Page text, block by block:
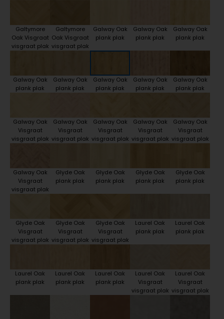
Galtymore
Oak Visgraat
visgraat plak
Galtymore
Oak Visgraat
visgraat plak
Galway Oak
plank plak
Galway Oak
plank plak
Galway Oak
plank plak
Galway Oak
plank plak
Galway Oak
plank plak
Galway Oak
plank plak
Galway Oak
plank plak
Galway Oak
plank plak
Galway Oak
Visgraat
visgraat plak
Galway Oak
Visgraat
visgraat plak
Galway Oak
Visgraat
visgraat plak
Galway Oak
Visgraat
visgraat plak
Galway Oak
Visgraat
visgraat plak
Galway Oak
Visgraat
visgraat plak
Glyde Oak
plank plak
Glyde Oak
plank plak
Glyde Oak
plank plak
Glyde Oak
plank plak
Glyde Oak
Visgraat
visgraat plak
Glyde Oak
Visgraat
visgraat plak
Glyde Oak
Visgraat
visgraat plak
Laurel Oak
plank plak
Laurel Oak
plank plak
Laurel Oak
plank plak
Laurel Oak
plank plak
Laurel Oak
plank plak
Laurel Oak
Visgraat
visgraat plak
Laurel Oak
Visgraat
visgraat plak